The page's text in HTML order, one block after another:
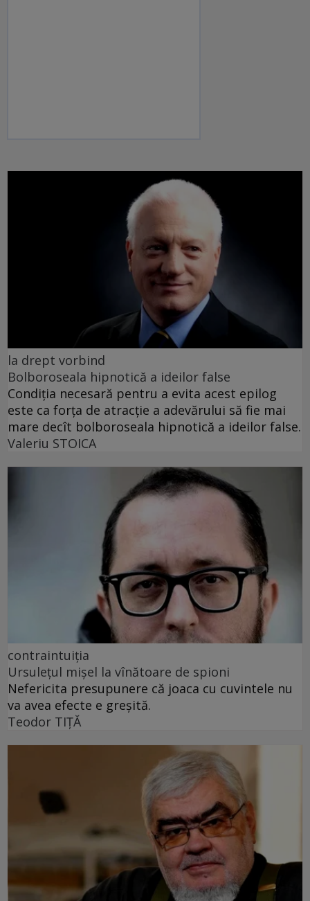
la drept vorbind
Bolboroseala hipnotică a ideilor false
Condiția necesară pentru a evita acest epilog
este ca forța de atracție a adevărului să fie mai
mare decît bolboroseala hipnotică a ideilor false.
Valeriu STOICA
contraintuiția
Ursulețul mișel la vînătoare de spioni
Nefericita presupunere că joaca cu cuvintele nu
va avea efecte e greșită.
Teodor TIŢĂ